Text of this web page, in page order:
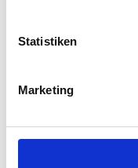
Statistiken
Marketing
46519 Alpen